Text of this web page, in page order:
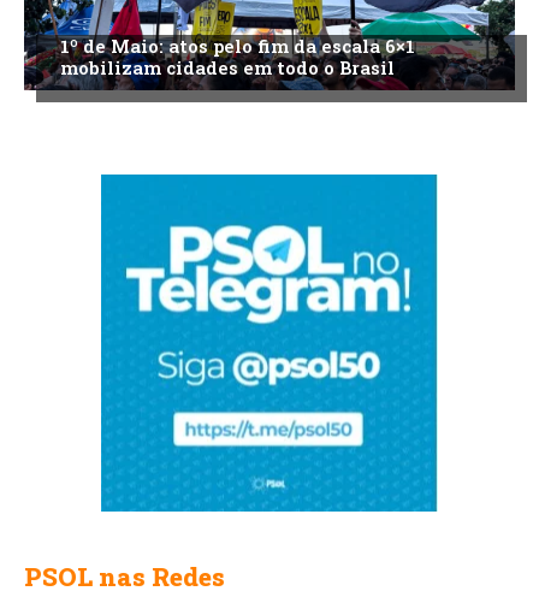
1º de Maio: atos pelo fim da escala 6×1
mobilizam cidades em todo o Brasil
PSOL nas Redes